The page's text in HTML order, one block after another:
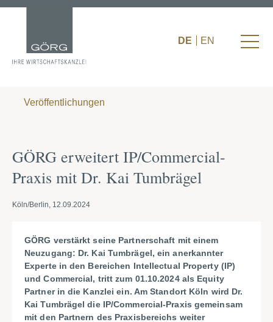
DE EN
Veröffentlichungen
GÖRG erweitert IP/Commercial-
Praxis mit Dr. Kai Tumbrägel
Köln/Berlin, 12.09.2024
GÖRG verstärkt seine Partnerschaft mit einem
Neuzugang: Dr. Kai Tumbrägel, ein anerkannter
Experte in den Bereichen Intellectual Property (IP)
und Commercial, tritt zum 01.10.2024 als Equity
Partner in die Kanzlei ein. Am Standort Köln wird Dr.
Kai Tumbrägel die IP/Commercial-Praxis gemeinsam
mit den Partnern des Praxisbereichs weiter